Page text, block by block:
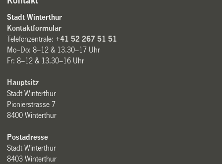
Stadt Winterthur
Kontaktformular
Telefonzentrale:+41 52 267 51 51
Mo–Do: 8–12 & 13.30–17 Uhr
Fr: 8–12 & 13.30–16 Uhr
Hauptsitz
Stadt Winterthur
Pionierstrasse 7
8400 Winterthur
Postadresse
Stadt Winterthur
8403 Winterthur